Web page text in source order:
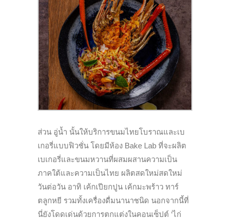
ส่วน อู่น้ำ นั้นให้บริการขนมไทยโบราณและเบ
เกอรี่แบบฟิวชั่น โดยมีห้อง Bake Lab ที่จะผลิต
เบเกอรี่และขนมหวานที่ผสมผสานความเป็น
ภาคใต้และความเป็นไทย ผลิตสดใหม่สดใหม่
วันต่อวัน อาทิ เค้กเปียกปูน เค้กมะพร้าว ทาร์
ตลูกหยี รวมทั้งเครื่องดื่มนานาชนิด นอกจากนี้ที่
นี่ยังโดดเด่นด้วยการตกแต่งในคอนเซ็ปต์ ‘ไก่